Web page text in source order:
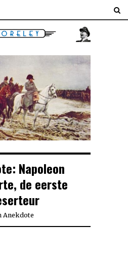
Napoleon
de eerste
Anekdote